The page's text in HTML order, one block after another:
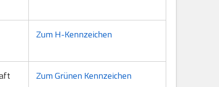
Zum H-Kennzeichen
Zum Grünen Kennzeichen